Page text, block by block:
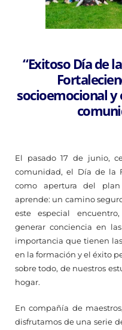
“Exitoso Día de
socioemocional y
El pasado 17 de junio,
comunidad, el Día de la
como apertura del
aprende: un camino
este especial
generar conciencia en
importancia que tienen
en la formación y el éxito
sobre todo, de nuestros
hogar.
En compañía de
disfrutamos de una serie